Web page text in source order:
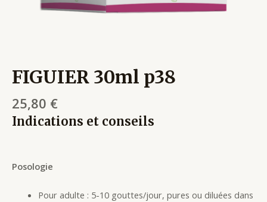
FIGUIER 30ml p38
25,80 €
Indications et conseils
Posologie
Pour adulte : 5-10 gouttes/jour, pures ou diluées dans